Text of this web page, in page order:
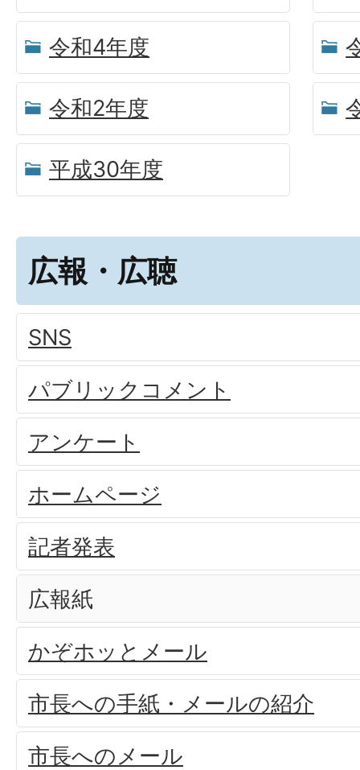
令和4年度
令和2年度
平成30年度
広報・広聴
SNS
パブリックコメント
アンケート
ホームページ
記者発表
広報紙
かぞホッとメール
市長への手紙・メールの紹介
市長へのメール